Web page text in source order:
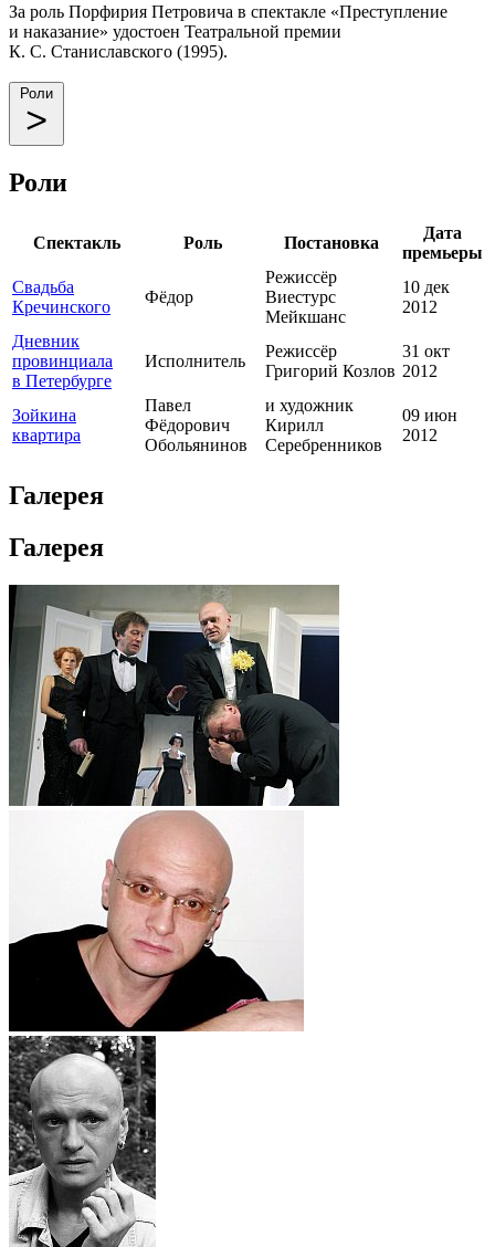
За роль Порфирия Петровича в спектакле «Преступление
и наказание» удостоен Театральной премии
К. С. Станиславского (1995).
Роли
Роли
Спектакль Роль Постановка
Дата
премьеры
Свадьба
Кречинского
Фёдор
Режиссёр
Виестурс
Мейкшанс
10 дек
2012
Дневник
провинциала
в Петербурге
Исполнитель
Режиссёр
Григорий Козлов
31 окт
2012
Зойкина
квартира
Павел
Фёдорович
Обольянинов
и художник
Кирилл
Серебренников
09 июн
2012
Галерея
Галерея